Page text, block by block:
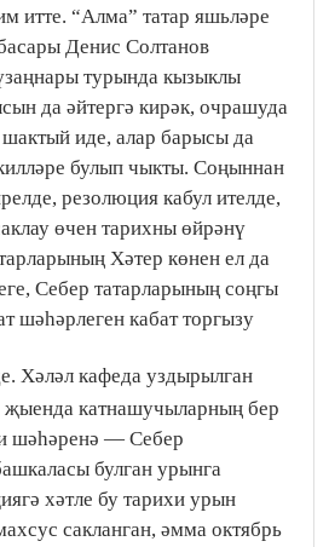
итте. “Алма” татар яшьләре
Денис Солтанов
турында кызыклы
да әйтергә кирәк, очрашуда
шактый иде, алар барысы да
булып чыкты. Соңыннан
резолюция кабул ителде,
өчен тарихны өйрәнү
Хәтер көнен ел да
Себер татарларының соңгы
шәһәрлеген кабат торгызу
Хәләл кафеда уздырылган
катнашучыларның бер
шәһәренә — Себер
булган урынга
хәтле бу тарихи урын
сакланган, әмма октябрь